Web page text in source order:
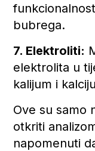
bubrega.
7. Elektroliti:
elektrolita u
kalijum i
Ove su samo
otkriti
napomenuti